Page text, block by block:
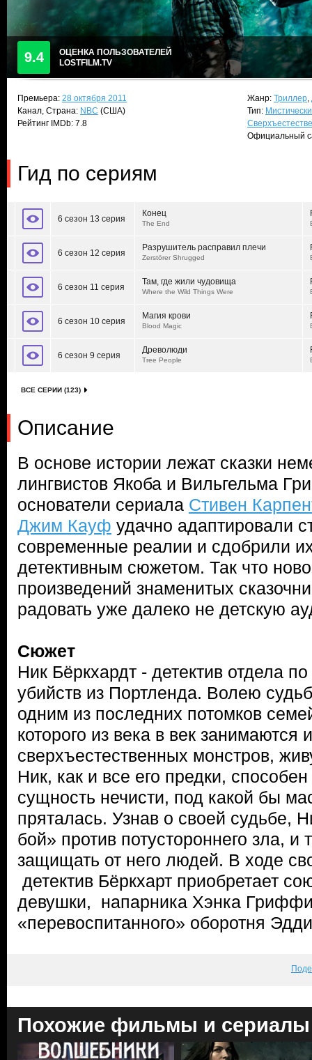
9.4
ОЦЕНКА ПОЛЬЗОВАТЕЛЕЙ
LOSTFILM.TV
Премьера: 28 октября 2011
Канал, Страна: NBC (США)
Рейтинг IMDb: 7.8
Жанр: Триллер,
Тип:
Официальный
Гид по сериям
6 сезон 13 серия
Конец
The End
6 сезон 12 серия
Разрушитель расправил плечи
Zerstörer Shrugged
6 сезон 11 серия
Там, где жили чудовища
Where the Wild Things Were
6 сезон 10 серия
Магия крови
Blood Magic
6 сезон 9 серия
Древолюди
Tree People
ВСЕ СЕРИИ (123)
Описание
В основе истории лежат сказки
лингвистов Якоба и Вильгельма
основатели сериала Стивен
Джим Кауф удачно адаптировали
современные реалии и сдобрили
детективным сюжетом. Так что
произведений знаменитых
радовать уже далеко не детскую
Сюжет
Ник Бёркхардт - детектив отдела
убийств из Портленда. Волею
одним из последних потомков
которого из века в век занимаются
сверхъестественных монстров,
Ник, как и все его предки,
сущность нечисти, под какой бы
пряталась. Узнав о своей судьбе,
бой» против потустороннего зла, и
защищать от него людей. В ходе
детектив Бёркхарт приобретает
девушки, напарника Хэнка
«перевоспитанного» оборотня
Похожие фильмы и сериалы